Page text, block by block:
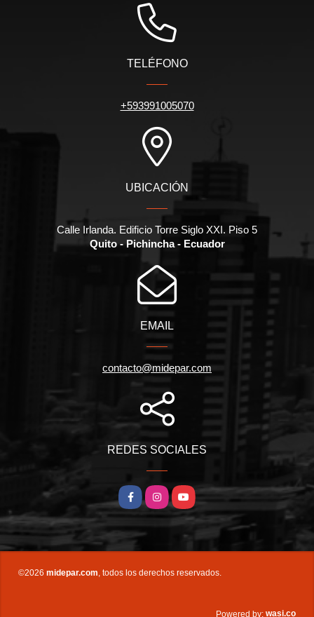
TELÉFONO
+593991005070
UBICACIÓN
Calle Irlanda. Edificio Torre Siglo XXI. Piso 5
Quito - Pichincha - Ecuador
EMAIL
contacto@midepar.com
REDES SOCIALES
FacebookInstagramYouTube
©2026 midepar.com, todos los derechos reservados.
Powered by: wasi.co